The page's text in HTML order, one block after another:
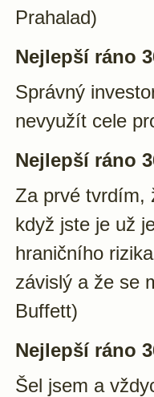
Prahalad)
Nejlepší ráno
Správný
nevyužít cele
Nejlepší ráno
Za prvé tvrdím,
když jste je už
hraničního
závislý a že se
Buffett)
Nejlepší ráno
Šel jsem a